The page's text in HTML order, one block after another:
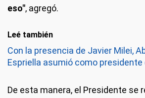
eso", agregó.
Leé también
Con la presencia de Javier Milei,
Espriella asumió como presidente
De esta manera, el Presidente se